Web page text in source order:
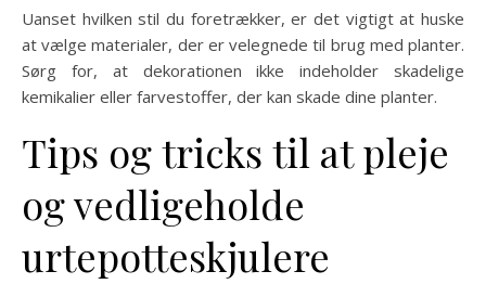
Uanset hvilken stil du foretrækker, er det vigtigt at huske
at vælge materialer, der er velegnede til brug med planter.
Sørg for, at dekorationen ikke indeholder skadelige
kemikalier eller farvestoffer, der kan skade dine planter.
Tips og tricks til at pleje
og vedligeholde
urtepotteskjulere